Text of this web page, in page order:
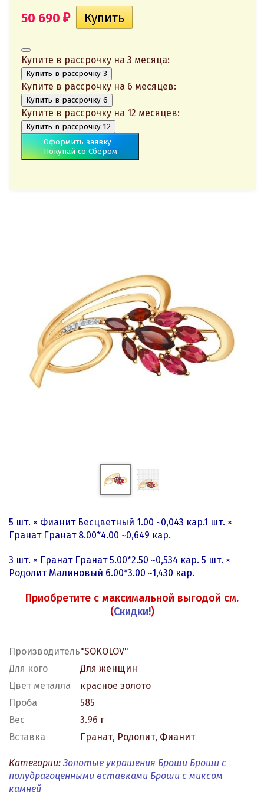
50 690 ₽
Купите в рассрочку на 3 месяца:
Купить в рассрочку 3
Купите в рассрочку на 6 месяцев:
Купить в рассрочку 6
Купите в рассрочку на 12 месяцев:
Купить в рассрочку 12
Оформить заявку -
Покупай со Сбером
5 шт. × Фианит Бесцветный 1.00 ~0,043 кар.1 шт. ×
Гранат Гранат 8.00*4.00 ~0,649 кар.
3 шт. × Гранат Гранат 5.00*2.50 ~0,534 кар. 5 шт. ×
Родолит Малиновый 6.00*3.00 ~1,430 кар.
Приобретите с максимальной выгодой см.
(Скидки!)
Производитель"SOKOLOV"
Для кого
Для женщин
Цвет металла
красное золото
Проба
585
Вес
3.96 г
Вставка
Гранат, Родолит, Фианит
Категории: Золотые украшения Броши Броши с
полудрагоценными вставками Броши с миксом
камней